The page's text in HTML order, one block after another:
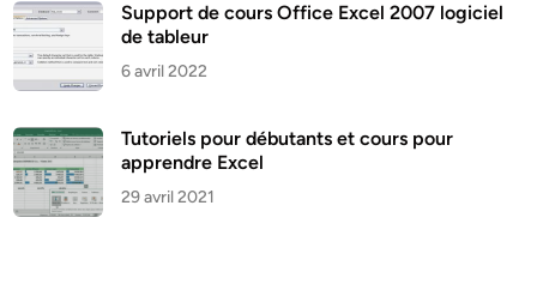
Support de cours Office Excel 2007 logiciel
de tableur
6 avril 2022
Tutoriels pour débutants et cours pour
apprendre Excel
29 avril 2021